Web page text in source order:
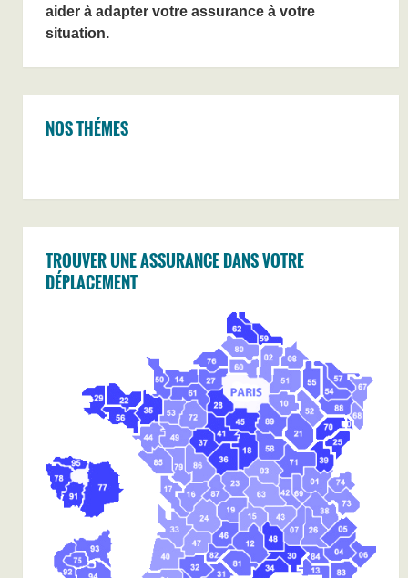
aider à adapter votre assurance à votre
situation.
NOS THÉMES
TROUVER UNE ASSURANCE DANS VOTRE
DÉPLACEMENT